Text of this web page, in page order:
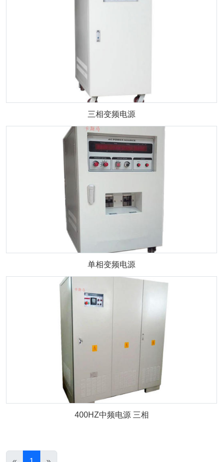
三相变频电源
单相变频电源
400HZ中频电源 三相